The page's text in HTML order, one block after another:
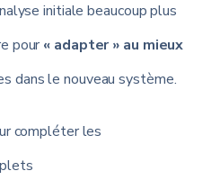
initiale beaucoup plus
pour « adapter » au mieux
dans le nouveau système.
compléter les